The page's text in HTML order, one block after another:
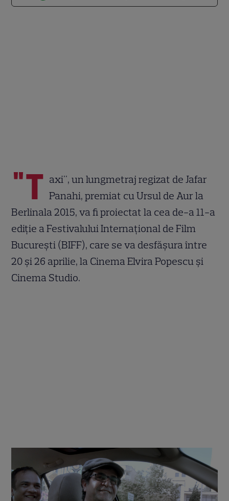
"T axi", un lungmetraj regizat de Jafar
Panahi, premiat cu Ursul de Aur la
Berlinala 2015, va fi proiectat la cea de-a 11-a
ediţie a Festivalului Internaţional de Film
Bucureşti (BIFF), care se va desfăşura între
20 şi 26 aprilie, la Cinema Elvira Popescu şi
Cinema Studio.